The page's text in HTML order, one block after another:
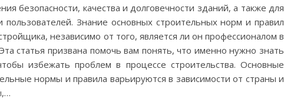
безопасности, качества и долговечности зданий, а также для
Знание основных строительных норм и правил
независимо от того, является ли он профессионалом в
статья призвана помочь вам понять, что именно нужно знать
избежать проблем в процессе строительства. Основные
нормы и правила варьируются в зависимости от страны и